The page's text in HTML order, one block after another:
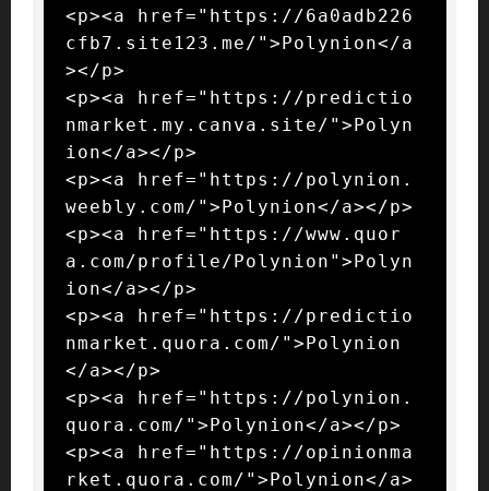
<p><a href="https://6a0adb226
cfb7.site123.me/">Polynion</a
></p>
<p><a href="https://predictio
nmarket.my.canva.site/">Polyn
ion</a></p>
<p><a href="https://polynion.
weebly.com/">Polynion</a></p>
<p><a href="https://www.quor
a.com/profile/Polynion">Polyn
ion</a></p>
<p><a href="https://predictio
nmarket.quora.com/">Polynion
</a></p>
<p><a href="https://polynion.
quora.com/">Polynion</a></p>
<p><a href="https://opinionma
rket.quora.com/">Polynion</a>